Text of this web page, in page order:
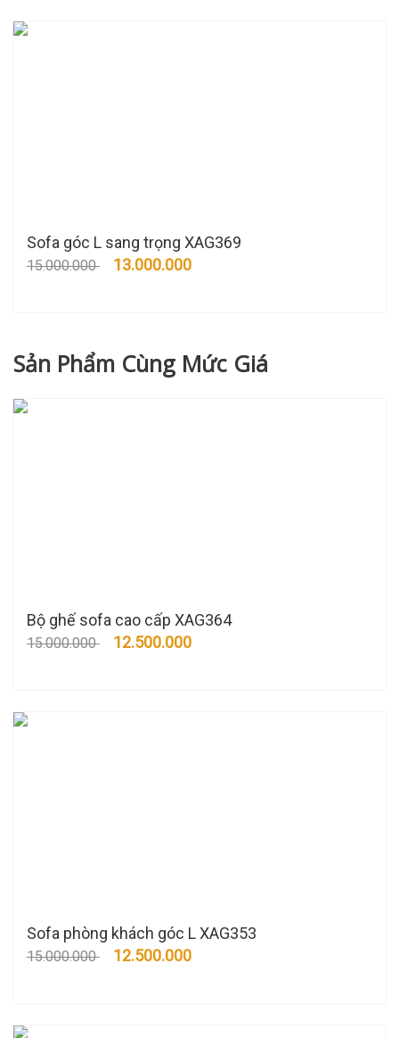
Sofa góc L sang trọng XAG369
15.000.000 13.000.000
Sản Phẩm Cùng Mức Giá
Bộ ghế sofa cao cấp XAG364
15.000.000 12.500.000
Sofa phòng khách góc L XAG353
15.000.000 12.500.000